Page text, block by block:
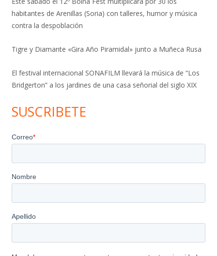
habitantes de Arenillas (Soria) con talleres, humor y música
contra la despoblación
Tigre y Diamante «Gira Año Piramidal» junto a Muñeca Rusa
El festival internacional SONAFILM llevará la música de “Los
Bridgerton” a los jardines de una casa señorial del siglo XIX
SUSCRIBETE